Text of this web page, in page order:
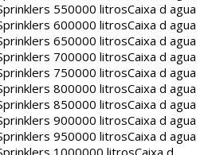
550000 litrosCaixa d agua
600000 litrosCaixa d agua
650000 litrosCaixa d agua
700000 litrosCaixa d agua
750000 litrosCaixa d agua
800000 litrosCaixa d agua
850000 litrosCaixa d agua
900000 litrosCaixa d agua
950000 litrosCaixa d agua